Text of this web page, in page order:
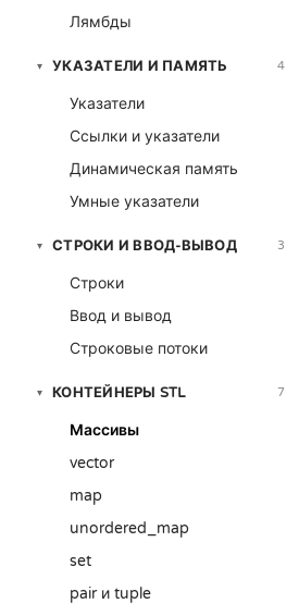
Лямбды
▾ УКАЗАТЕЛИ И ПАМЯТЬ 4
Указатели
Ссылки и указатели
Динамическая память
Умные указатели
▾ СТРОКИ И ВВОД-ВЫВОД 3
Строки
Ввод и вывод
Строковые потоки
▾ КОНТЕЙНЕРЫ STL 7
Массивы
vector
map
unordered_map
set
pair и tuple